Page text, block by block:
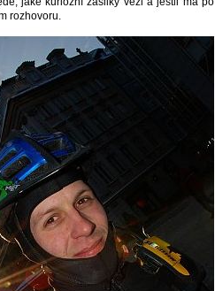
rozhovoru.